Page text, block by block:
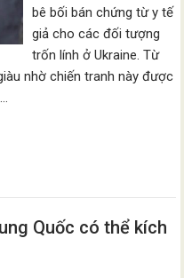
bê bối bán chứng từ y tế
giả cho các đối tượng
trốn lính ở Ukraine. Từ
nhờ chiến tranh này được
Quốc có thể kích